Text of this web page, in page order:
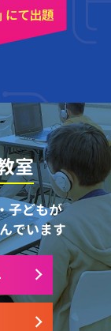
室
子どもが
でいます